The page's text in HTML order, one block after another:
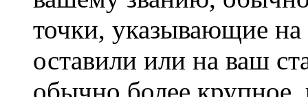
точки, указывающие
оставили или на ваш